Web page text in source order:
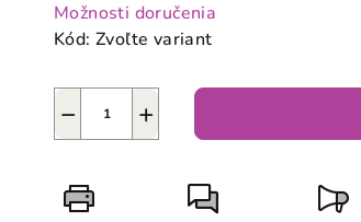
Možnosti doručenia
Kód: Zvoľte variant
+
−